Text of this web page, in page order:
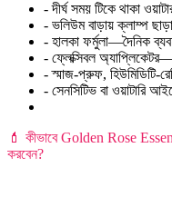
- দীর্ঘ সময় টিকে থাকা
- ভলিউম বাড়ায় ক্লাম্প
- হালকা ফর্মুলা—দৈনিক
- ফ্লেক্সিবল
- স্মাজ-প্রুফ, হিউমিডিটি-
- সেনসিটিভ বা ওয়াটারি
💄 কীভাবে Golden Rose
করবেন?